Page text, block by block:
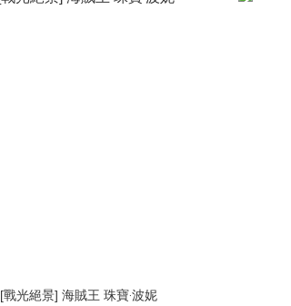
[戰光絕景] 海賊王 珠寶‧波妮